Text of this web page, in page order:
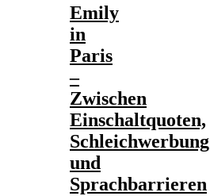
Emily
in
Paris
–
Zwischen
Einschaltquoten,
Schleichwerbung
und
Sprachbarrieren